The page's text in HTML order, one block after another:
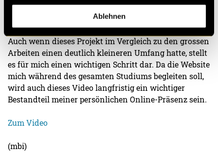
Ablehnen
Mit dem Abschluss dieses Projekts konnte ich einen
bislang offenen Teil meiner Website vervollständigen.
Auch wenn dieses Projekt im Vergleich zu den grossen
Arbeiten einen deutlich kleineren Umfang hatte, stellt
es für mich einen wichtigen Schritt dar. Da die Website
mich während des gesamten Studiums begleiten soll,
wird auch dieses Video langfristig ein wichtiger
Bestandteil meiner persönlichen Online-Präsenz sein.
Zum Video
(mbi)